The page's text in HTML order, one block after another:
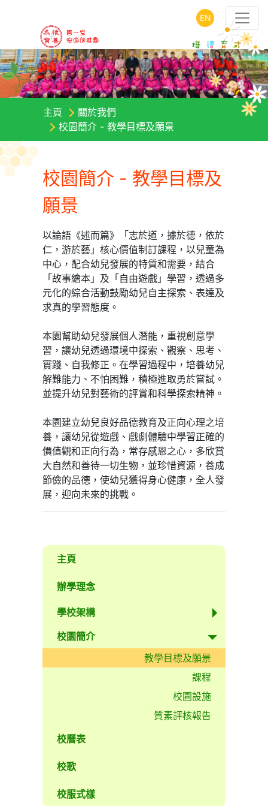
EN
主頁
關於我們
校園簡介 - 教學目標及願景
主頁
辦學理念
學校架構
校園簡介
教學目標及願景
課程
校園設施
質素評核報告
校曆表
校歌
校服式樣
校園簡介 - 教學目標及
願景
以論語《述而篇》「志於道，據於德，依於
仁，游於藝」核心價值制訂課程，以兒童為
中心，配合幼兒發展的特質和需要，結合
「故事繪本」及「自由遊戲」學習，透過多
元化的綜合活動鼓勵幼兒自主探索、表達及
求真的學習態度。
本園幫助幼兒發展個人潛能，重視創意學
習，讓幼兒透過環境中探索、觀察、思考、
實踐、自我修正。在學習過程中，培養幼兒
解難能力、不怕困難，積極進取勇於嘗試。
並提升幼兒對藝術的評賞和科學探索精神。
本園建立幼兒良好品德教育及正向心理之培
養，讓幼兒從遊戲、戲劇體驗中學習正確的
價值觀和正向行為，常存感恩之心，多欣賞
大自然和善待一切生物，並珍惜資源，養成
節儉的品德，使幼兒獲得身心健康，全人發
展，迎向未來的挑戰。